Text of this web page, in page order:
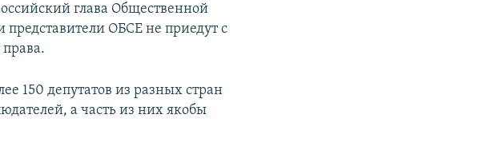
глава Общественной
представители ОБСЕ не приедут с
150 депутатов из разных стран
а часть из них якобы